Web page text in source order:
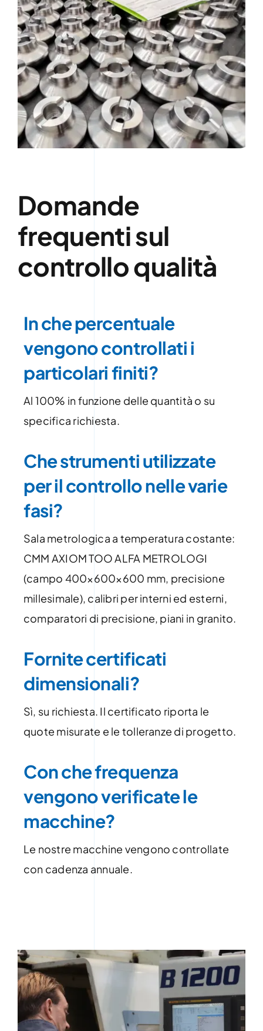
Domande
frequenti sul
controllo qualità
In che percentuale
vengono controllati i
particolari finiti?
Al 100% in funzione delle quantità o su
specifica richiesta.
Che strumenti utilizzate
per il controllo nelle varie
fasi?
Sala metrologica a temperatura costante:
CMM AXIOM TOO ALFA METROLOGI
(campo 400×600×600 mm, precisione
millesimale), calibri per interni ed esterni,
comparatori di precisione, piani in granito.
Fornite certificati
dimensionali?
Sì, su richiesta. Il certificato riporta le
quote misurate e le tolleranze di progetto.
Con che frequenza
vengono verificate le
macchine?
Le nostre macchine vengono controllate
con cadenza annuale.